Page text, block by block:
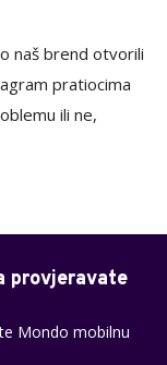
naš brend otvorili
pratiocima
ili ne,
provjeravate
Mondo mobilnu